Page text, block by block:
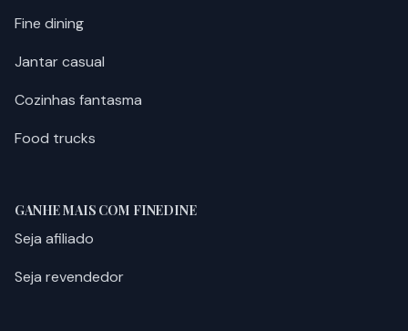
Fine dining
Jantar casual
Cozinhas fantasma
Food trucks
GANHE MAIS COM FINEDINE
Seja afiliado
Seja revendedor